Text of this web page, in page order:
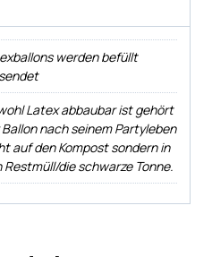
werden befüllt
Latex abbaubar ist gehört
nach seinem Partyleben
auf den Kompost sondern in
Restmüll/die schwarze Tonne.